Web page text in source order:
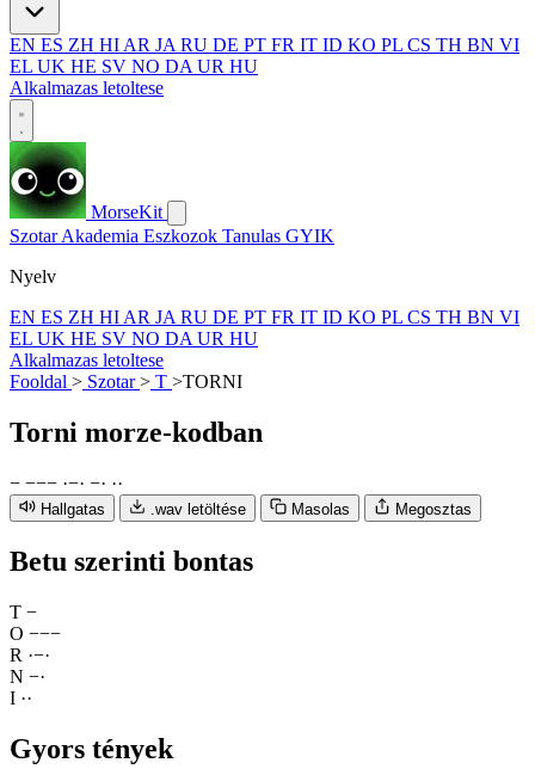
EN ES ZH HI AR JA RU DE PT FR IT ID KO PL CS TH BN VI
EL UK HE SV NO DA UR HU
Alkalmazas letoltese
MorseKit
SzotarAkademia Eszkozok Tanulas GYIK
Nyelv
EN ES ZH HI AR JA RU DE PT FR IT ID KO PL CS TH BN VI
EL UK HE SV NO DA UR HU
Alkalmazas letoltese
Fooldal > Szotar> T >TORNI
Torni morze-kodban
− −−− ·−· −· ··
Hallgatas .wav letöltése Masolas Megosztas
Betu szerinti bontas
T −
O −−−
R ·−·
N −·
I ··
Gyors tények